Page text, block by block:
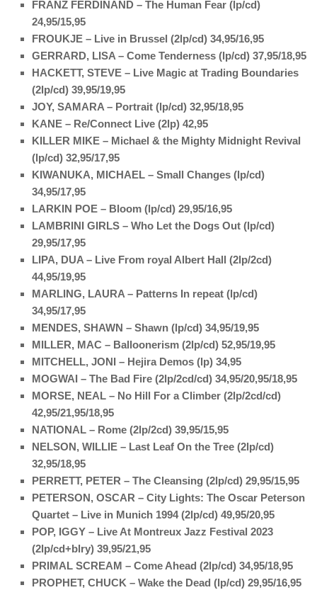
FRANZ FERDINAND – The Human Fear (lp/cd)
24,95/15,95
FROUKJE – Live in Brussel (2lp/cd) 34,95/16,95
GERRARD, LISA – Come Tenderness (lp/cd) 37,95/18,95
HACKETT, STEVE – Live Magic at Trading Boundaries
(2lp/cd) 39,95/19,95
JOY, SAMARA – Portrait (lp/cd) 32,95/18,95
KANE – Re/Connect Live (2lp) 42,95
KILLER MIKE – Michael & the Mighty Midnight Revival
(lp/cd) 32,95/17,95
KIWANUKA, MICHAEL – Small Changes (lp/cd)
34,95/17,95
LARKIN POE – Bloom (lp/cd) 29,95/16,95
LAMBRINI GIRLS – Who Let the Dogs Out (lp/cd)
29,95/17,95
LIPA, DUA – Live From royal Albert Hall (2lp/2cd)
44,95/19,95
MARLING, LAURA – Patterns In repeat (lp/cd)
34,95/17,95
MENDES, SHAWN – Shawn (lp/cd) 34,95/19,95
MILLER, MAC – Balloonerism (2lp/cd) 52,95/19,95
MITCHELL, JONI – Hejira Demos (lp) 34,95
MOGWAI – The Bad Fire (2lp/2cd/cd) 34,95/20,95/18,95
MORSE, NEAL – No Hill For a Climber (2lp/2cd/cd)
42,95/21,95/18,95
NATIONAL – Rome (2lp/2cd) 39,95/15,95
NELSON, WILLIE – Last Leaf On the Tree (2lp/cd)
32,95/18,95
PERRETT, PETER – The Cleansing (2lp/cd) 29,95/15,95
PETERSON, OSCAR – City Lights: The Oscar Peterson
Quartet – Live in Munich 1994 (2lp/cd) 49,95/20,95
POP, IGGY – Live At Montreux Jazz Festival 2023
(2lp/cd+blry) 39,95/21,95
PRIMAL SCREAM – Come Ahead (2lp/cd) 34,95/18,95
PROPHET, CHUCK – Wake the Dead (lp/cd) 29,95/16,95